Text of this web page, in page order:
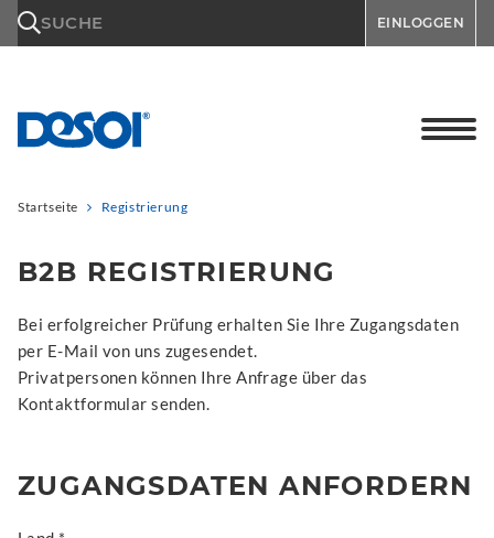
SUCHE EINLOGGEN
Startseite Registrierung
B2B REGISTRIERUNG
Bei erfolgreicher Prüfung erhalten Sie Ihre Zugangsdaten
per E-Mail von uns zugesendet.
Privatpersonen können Ihre Anfrage über das
Kontaktformular senden.
ZUGANGSDATEN ANFORDERN